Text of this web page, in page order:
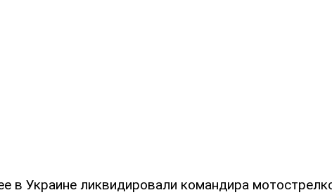
в Украине ликвидировали командира